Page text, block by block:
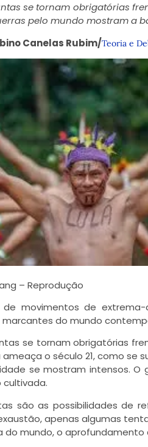
se tornam obrigatórias
pelo mundo mostram a
Canelas Rubim/Teoria e
– Reprodução
de movimentos de
do mundo
se tornam obrigatórias
ameaça o século 21, como
se mostram intensos.
cultivada.
são as possibilidades de
apenas algumas
do mundo, o